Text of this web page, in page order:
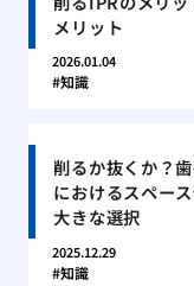
メリット
2026.01.04
知識
削るか抜くか？
におけるスペー
大きな選択
2025.12.29
知識